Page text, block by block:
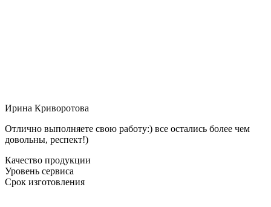
Ирина Криворотова
Отлично выполняете свою работу:) все остались более чем
довольны, респект!)
Качество продукции
Уровень сервиса
Срок изготовления